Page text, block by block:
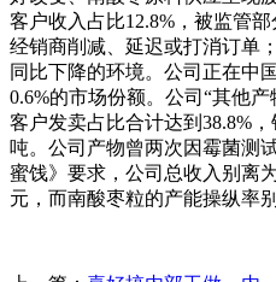
客户收入占比12.8%，被监管
经销商削减、延迟或打消订单
同比下降的环境。公司正在中
0.6%的市场份额。公司“其他
客户发卖占比合计达到38.8%
吨。公司产物曾两次因霉菌测
蜜饯》要求，公司总收入别离
元，而南酸枣粒的产能操纵率